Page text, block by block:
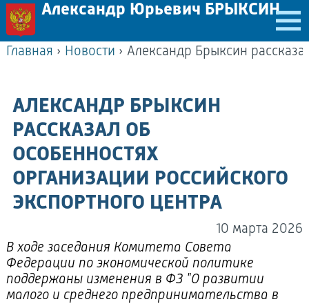
Александр Юрьевич БРЫКСИН
Главная › Новости ›
АЛЕКСАНДР БРЫКСИН
РАССКАЗАЛ ОБ
ОСОБЕННОСТЯХ
ОРГАНИЗАЦИИ РОССИЙСКОГО
ЭКСПОРТНОГО ЦЕНТРА
10 марта 2026
В ходе заседания Комитета Совета
Федерации по экономической политике
поддержаны изменения в ФЗ "О развитии
малого и среднего предпринимательства в